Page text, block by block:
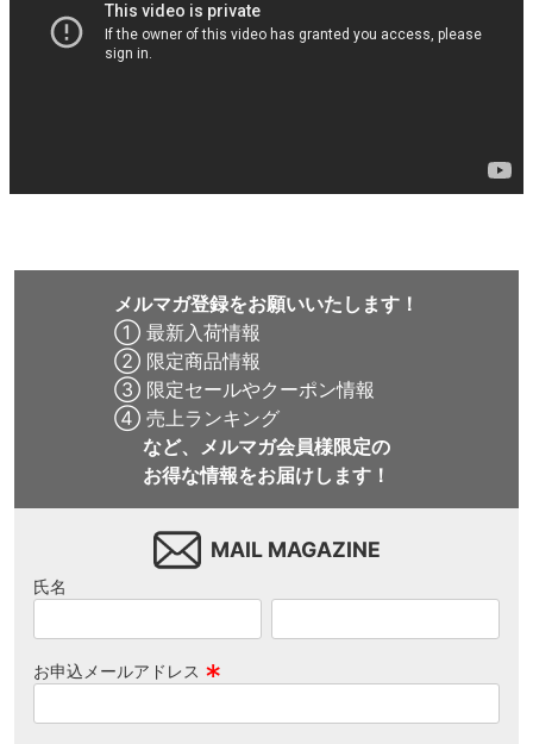
メルマガ登録をお願いいたします！
① 最新入荷情報
② 限定商品情報
③ 限定セールやクーポン情報
④ 売上ランキング
など、メルマガ会員様限定の
お得な情報をお届けします！
MAIL MAGAZINE
氏名
お申込メールアドレス
シェイプデッキ